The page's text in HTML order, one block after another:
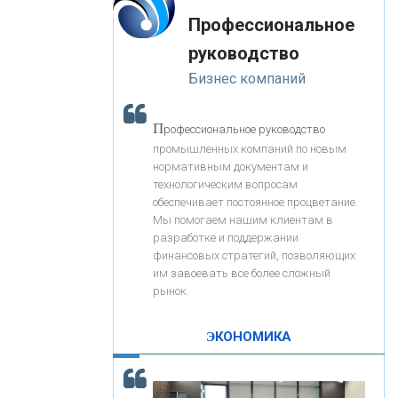
«ЗАПСИБКОМБАНК»
«РОСЕВРОБАНК»
«ПРЕСС-СЛУЖБА ВТБ24»
«АВТОГРАДБАНК»
«ПРОМРЕГИОНБАНК»
ОНАС
КОНТАКТЫ
корость - один из главных трендов в
кредитовании бизнеса - «Интервью»
-- Лучшее, что можно сделать с хорошим советом, это
пропустить его мимо ушей. Он никогда не бывает
полезен никому, кроме того, кто его дал.
-- Люблю давать советы и очень не люблю, когда их
дают мне.
Профессиональное
руководство
Бизнес компаний
Профессиональное руководство
промышленных компаний по новым
нормативным документам и
технологическим вопросам
обеспечивает постоянное процветание.
Мы помогаем нашим клиентам в
разработке и поддержании
финансовых стратегий, позволяющих
им завоевать все более сложный
рынок.
ЭКОНОМИКА